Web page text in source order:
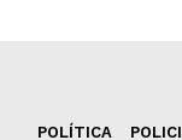
POLÍTICA